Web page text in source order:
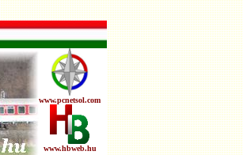
www.pcnetsol.com
www.hbweb.hu